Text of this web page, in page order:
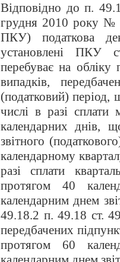
Відповідно до п.
грудня 2010 року №
ПКУ) податкова
установлені ПКУ
перебуває на обліку
випадків,
(податковий)
числі в разі сплати
календарних днів,
звітного
календарному
разі сплати
протягом 40
календарним днем
49.18.2 п. 49.18 ст.
передбачених
протягом 60